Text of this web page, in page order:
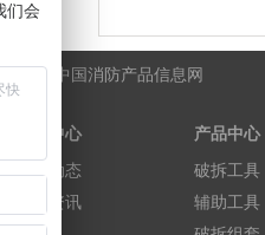
中国消防产品信息网
新闻中心
企业动态
行业资讯
产品中心
破拆工具
辅助工具
们会